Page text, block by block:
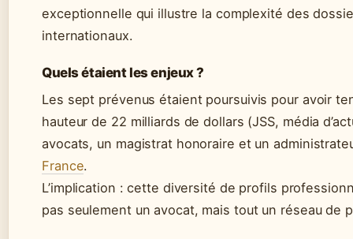
exceptionnelle qui illustre la complexité des
internationaux.
Quels étaient les enjeux ?
Les sept prévenus étaient poursuivis pour avoir
hauteur de 22 milliards de dollars (JSS, média
avocats, un magistrat honoraire et un
France.
L’implication : cette diversité de profils
pas seulement un avocat, mais tout un réseau de